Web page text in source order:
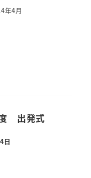
年4月
出発式
日